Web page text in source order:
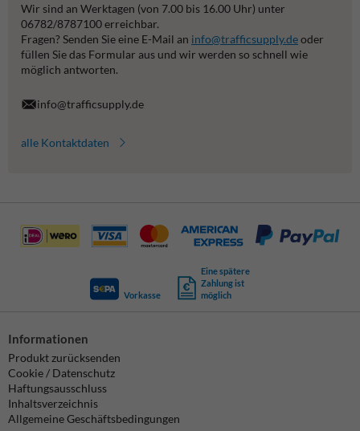
Wir sind an Werktagen (von 7.00 bis 16.00 Uhr) unter
06782/8787100 erreichbar.
Fragen? Senden Sie eine E-Mail an info@trafficsupply.deoder
füllen Sie das Formular aus und wir werden so schnell wie
möglich antworten.
info@trafficsupply.de
alle Kontaktdaten
Vorkasse
Eine spätere
Zahlung ist
möglich
Informationen
Produkt zurücksenden
Cookie / Datenschutz
Haftungsausschluss
Inhaltsverzeichnis
Allgemeine Geschäftsbedingungen